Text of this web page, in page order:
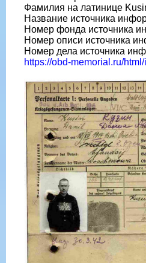
Фамилия на латинице
Название источника
Номер фонда источника
Номер описи источника
Номер дела источника
https://obd-memorial.ru/